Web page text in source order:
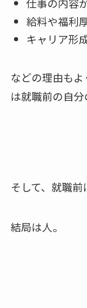
仕事の内容
給料や福利
キャリア形
などの理由も
は就職前の自分
そして、就職前
結局は人。